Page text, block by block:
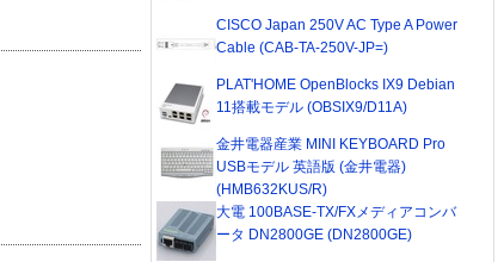
CISCO Japan 250V AC Type A Power
Cable (CAB-TA-250V-JP=)
PLAT'HOME OpenBlocks IX9 Debian
11搭載モデル (OBSIX9/D11A)
金井電器産業 MINI KEYBOARD Pro
USBモデル 英語版 (金井電器)
(HMB632KUS/R)
大電 100BASE-TX/FXメディアコンバ
ータ DN2800GE (DN2800GE)